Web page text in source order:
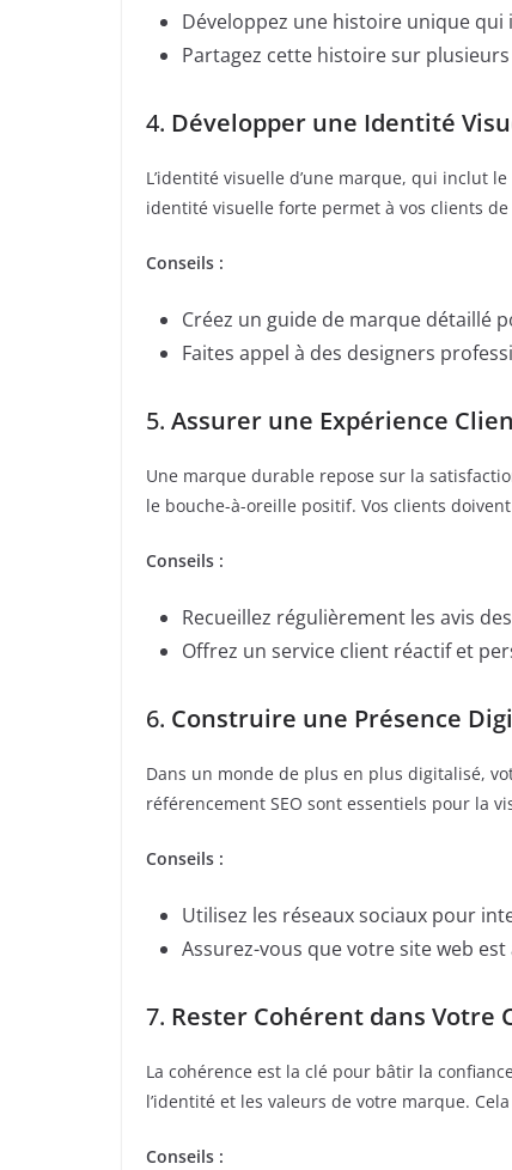
Développez une histoire unique qui
Partagez cette histoire sur
4. Développer une Identité
L’identité visuelle d’une marque, qui inclut
identité visuelle forte permet à vos clients
Conseils :
Créez un guide de marque détaillé
Faites appel à des designers
5. Assurer une Expérience
Une marque durable repose sur la
le bouche-à-oreille positif. Vos clients
Conseils :
Recueillez régulièrement les avis
Offrez un service client réactif et
6. Construire une Présence
Dans un monde de plus en plus digitalisé,
référencement SEO sont essentiels pour la
Conseils :
Utilisez les réseaux sociaux pour
Assurez-vous que votre site web
7. Rester Cohérent dans Votre
La cohérence est la clé pour bâtir la
l’identité et les valeurs de votre marque.
Conseils :